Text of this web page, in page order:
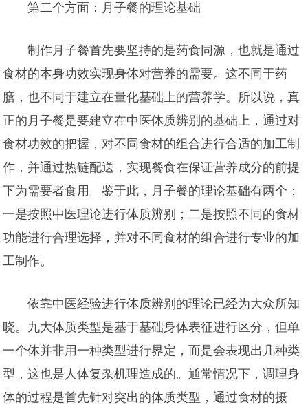
第二个方面：月子餐的理论基础
制作月子餐首先要坚持的是药食同源，也就是通过
食材的本身功效实现身体对营养的需要。这不同于药
膳，也不同于建立在量化基础上的营养学。所以说，真
正的月子餐是要建立在中医体质辨别的基础上，通过对
食材功效的把握，对不同食材的组合进行合适的加工制
作，并通过热链配送，实现餐食在保证营养成分的前提
下为需要者食用。鉴于此，月子餐的理论基础有两个：
一是按照中医理论进行体质辨别；二是按照不同的食材
功能进行合理选择，并对不同食材的组合进行专业的加
工制作。
依靠中医经验进行体质辨别的理论已经为大众所知
晓。九大体质类型是基于基础身体表征进行区分，但单
一个体并非用一种类型进行界定，而是会表现出几种类
型，这也是人体复杂机理造成的。通常情况下，调理身
体的过程是首先针对突出的体质类型，通过食材的摄